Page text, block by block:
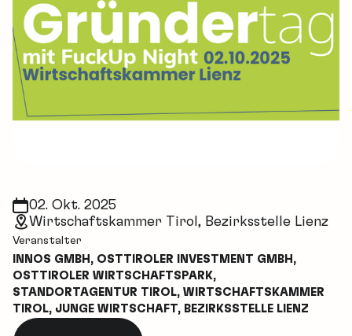
02. Okt. 2025
Wirtschaftskammer Tirol, Bezirksstelle Lienz
Veranstalter
INNOS GMBH, OSTTIROLER INVESTMENT GMBH,
OSTTIROLER WIRTSCHAFTSPARK,
STANDORTAGENTUR TIROL, WIRTSCHAFTSKAMMER
TIROL, JUNGE WIRTSCHAFT, BEZIRKSSTELLE LIENZ